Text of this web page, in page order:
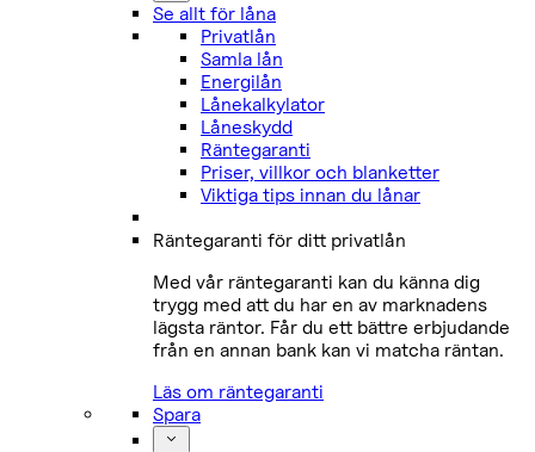
Se allt för låna
Privatlån
Samla lån
Energilån
Lånekalkylator
Låneskydd
Räntegaranti
Priser, villkor och blanketter
Viktiga tips innan du lånar
Räntegaranti för ditt privatlån
Med vår räntegaranti kan du känna dig
trygg med att du har en av marknadens
lägsta räntor. Får du ett bättre erbjudande
från en annan bank kan vi matcha räntan.
Läs om räntegaranti
Spara